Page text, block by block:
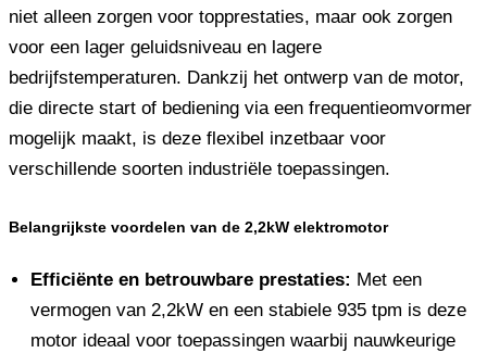
niet alleen zorgen voor topprestaties, maar ook zorgen
voor een lager geluidsniveau en lagere
bedrijfstemperaturen. Dankzij het ontwerp van de motor,
die directe start of bediening via een frequentieomvormer
mogelijk maakt, is deze flexibel inzetbaar voor
verschillende soorten industriële toepassingen.
Belangrijkste voordelen van de 2,2kW elektromotor
Efficiënte en betrouwbare prestaties: Met een
vermogen van 2,2kW en een stabiele 935 tpm is deze
motor ideaal voor toepassingen waarbij nauwkeurige